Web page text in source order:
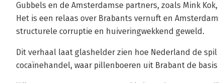
Gubbels en de Amsterdamse partners, zoals Mink
Het is een relaas over Brabants vernuft en
structurele corruptie en huiveringwekkend geweld.
Dit verhaal laat glashelder zien hoe Nederland de
cocaïnehandel, waar pillenboeren uit Brabant de